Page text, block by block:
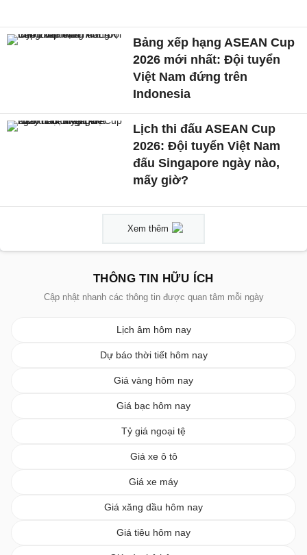
Bảng xếp hạng ASEAN Cup
2026 mới nhất: Đội tuyển
Việt Nam đứng trên
Indonesia
Lịch thi đấu ASEAN Cup
2026: Đội tuyển Việt Nam
đấu Singapore ngày nào,
mấy giờ?
Xem thêm
THÔNG TIN HỮU ÍCH
Cập nhật nhanh các thông tin được quan tâm mỗi ngày
Lịch âm hôm nay
Dự báo thời tiết hôm nay
Giá vàng hôm nay
Giá bạc hôm nay
Tỷ giá ngoại tệ
Giá xe ô tô
Giá xe máy
Giá xăng dầu hôm nay
Giá tiêu hôm nay